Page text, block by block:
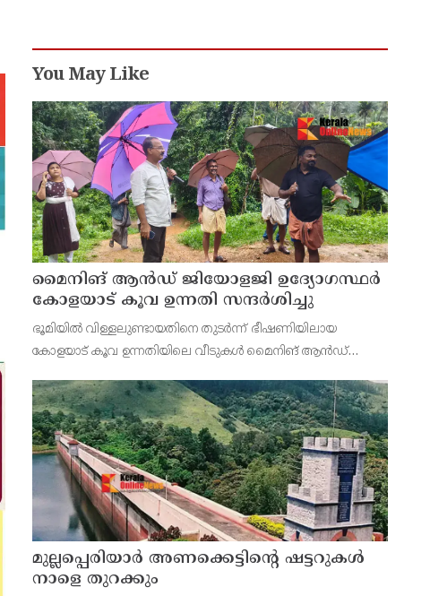
You May Like
മൈനിങ് ആൻഡ്​ ജിയോളജി ഉദ്യോഗസ്ഥർ
കോളയാട് കൂവ ഉന്നതി സന്ദർശിച്ചു
ഭൂമിയിൽ വിള്ളലുണ്ടായതിനെ തുടർന്ന് ഭീഷണിയിലായ
കോളയാട് കൂവ ഉന്നതിയിലെ വീടുകൾ മൈനിങ് ആൻഡ്
കുടുംബാംഗങ്ങളെ മാറ്റിപ്പാർപ്പിക്കുന്നതിന് അടിയന്തര നടപടി
സ്വീകരിക്കണമ
മുല്ലപ്പെരിയാർ അണക്കെട്ടിന്റെ ഷട്ടറുകൾ
നാളെ തുറക്കും